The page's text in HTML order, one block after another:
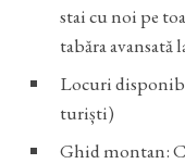
stai cu noi pe
tabăra avansată
Locuri
turiști)
Ghid montan: